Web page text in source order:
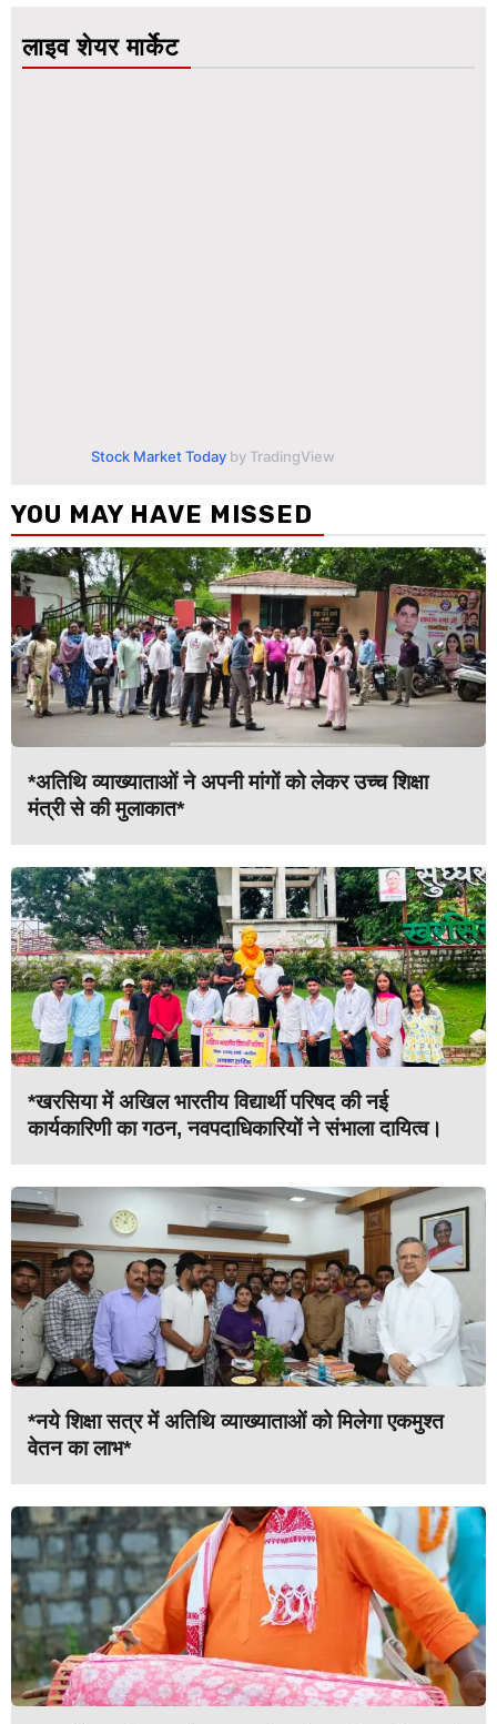
लाइव शेयर मार्केट
Stock Market Today by TradingView
YOU MAY HAVE MISSED
*अतिथि व्याख्याताओं ने अपनी मांगों को लेकर उच्च शिक्षा
मंत्री से की मुलाकात*
*खरसिया में अखिल भारतीय विद्यार्थी परिषद की नई
कार्यकारिणी का गठन, नवपदाधिकारियों ने संभाला दायित्व।
*नये शिक्षा सत्र में अतिथि व्याख्याताओं को मिलेगा एकमुश्त
वेतन का लाभ*